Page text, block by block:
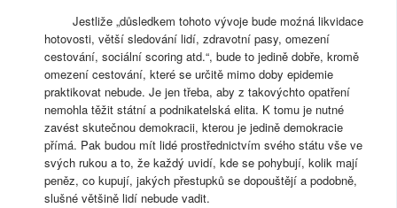
Jestliže „důsledkem tohoto vývoje bude moźná likvidace
hotovosti, větší sledování lidí, zdravotní pasy, omezení
cestování, sociální scoring atd.“, bude to jedině dobře, kromě
omezení cestování, které se určitě mimo doby epidemie
praktikovat nebude. Je jen třeba, aby z takovýchto opatření
nemohla těžit státní a podnikatelská elita. K tomu je nutné
zavést skutečnou demokracii, kterou je jedině demokracie
přímá. Pak budou mít lidé prostřednictvím svého státu vše ve
svých rukou a to, že každý uvidí, kde se pohybují, kolik mají
peněz, co kupují, jakých přestupků se dopouštějí a podobně,
slušné většině lidí nebude vadit.